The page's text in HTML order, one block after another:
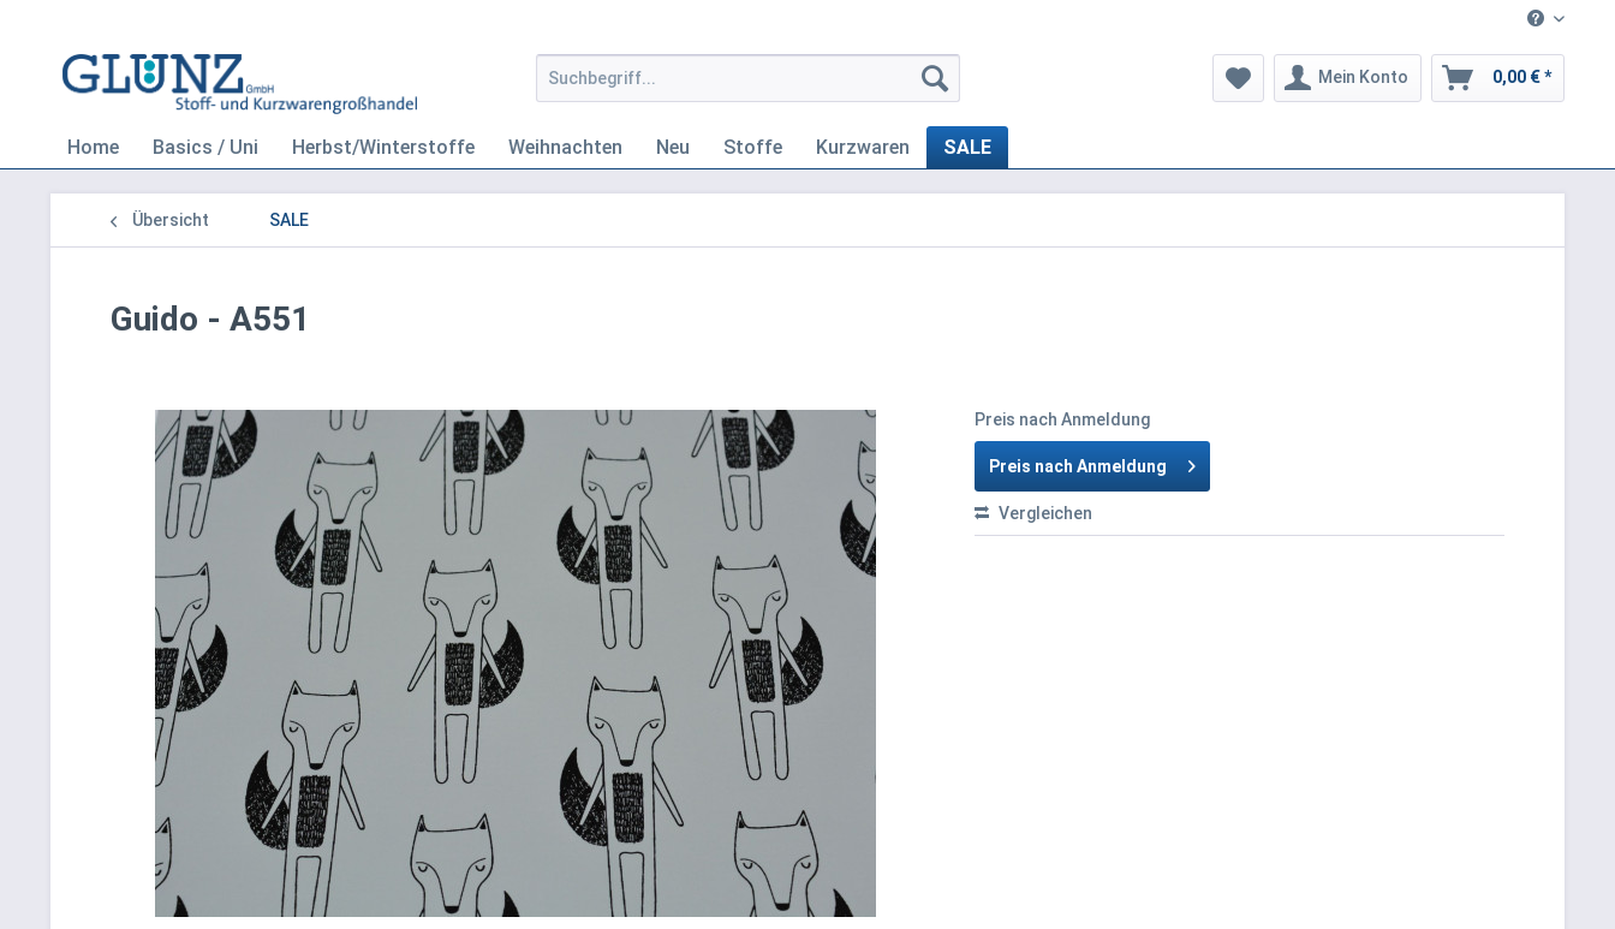
Mein Konto 0,00 € *
Home Basics / Uni Herbst/Winterstoffe Weihnachten Neu Stoffe Kurzwaren SALE
Übersicht SALE
Guido - A551
Preis nach Anmeldung
Preis nach Anmeldung
Vergleichen